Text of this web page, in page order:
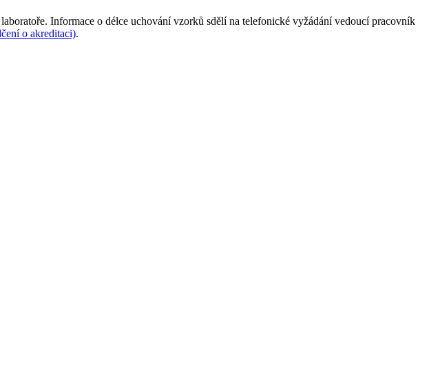
Informace o délce uchování vzorků sdělí na telefonické vyžádání vedoucí pracovník
o akreditaci).